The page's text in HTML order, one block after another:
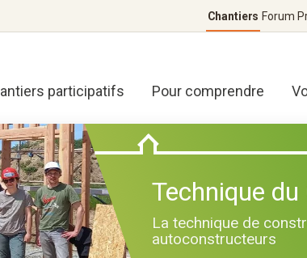
Chantiers Forum
participatifs Pour comprendre
Technique du
La technique de
autoconstructeurs